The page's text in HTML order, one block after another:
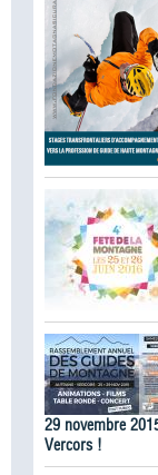
29 novembre
Vercors !